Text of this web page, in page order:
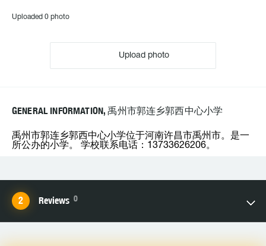
Uploaded 0 photo
Upload photo
GENERAL INFORMATION, 禹州市郭连乡郭西中心小学
禹州市郭连乡郭西中心小学位于河南许昌市禹州市。是一
所公办的小学。 学校联系电话：13733626206。
Reviews 0